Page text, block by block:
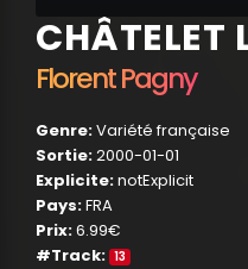
CHÂTELET
Florent Pagny
Genre:Variété française
Sortie:2000-01-01
Explicite:notExplicit
Pays:FRA
Prix:6.99€
#Track: 13